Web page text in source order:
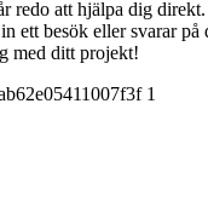
redo att hjälpa dig
ett besök eller svarar på
med ditt projekt!